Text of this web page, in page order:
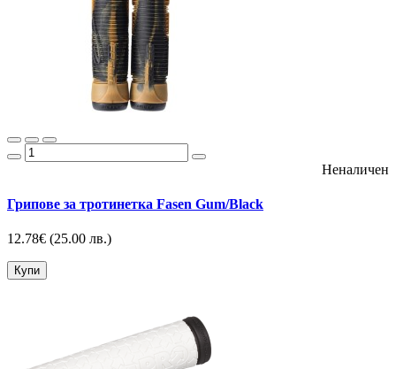
Неналичен
Грипове за тротинетка Fasen Gum/Black
12.78€ (25.00 лв.)
Купи